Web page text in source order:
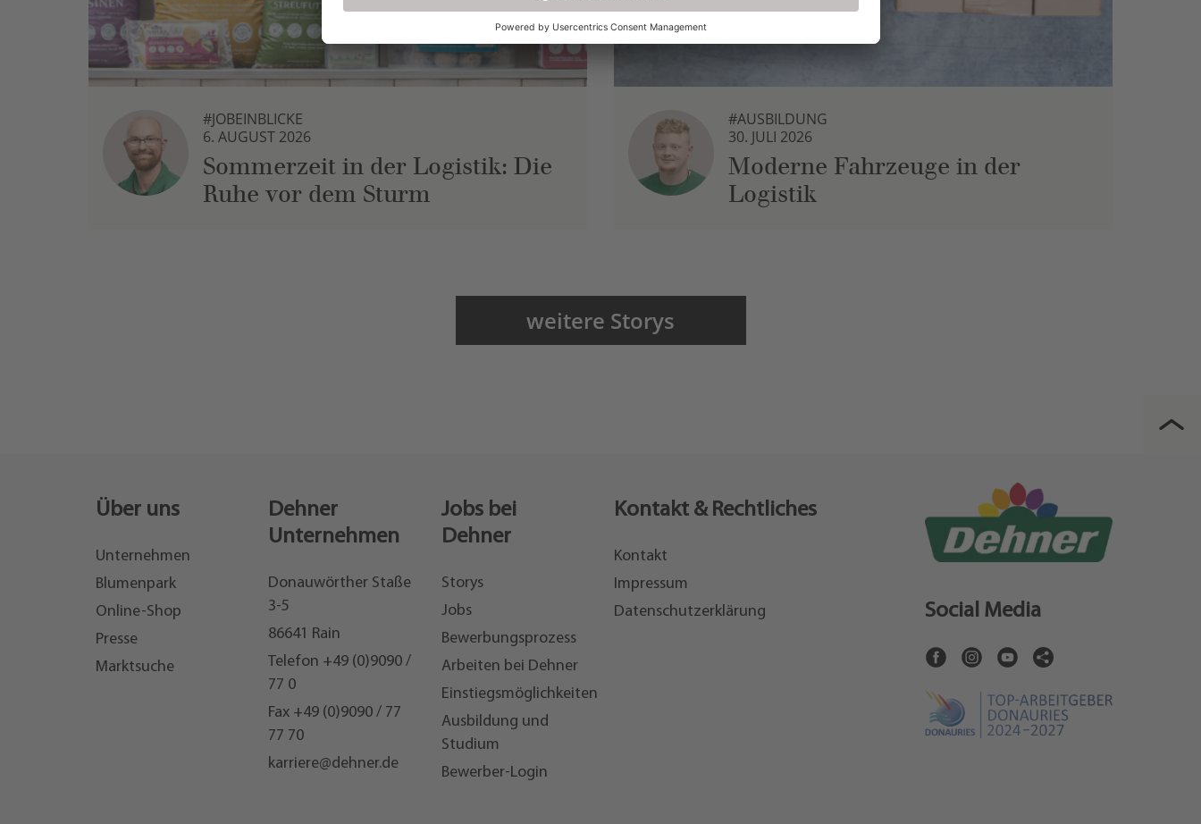
#JOBEINBLICKE
6. AUGUST 2026
Sommerzeit in der Logistik: Die
Ruhe vor dem Sturm
#AUSBILDUNG
30. JULI 2026
Moderne Fahrzeuge in der
Logistik
weitere Storys
Über uns
Unternehmen
Blumenpark
Online-Shop
Presse
Marktsuche
Dehner
Unternehmen
Donauwörther Staße
3-5
86641 Rain
Telefon +49 (0)9090 /
77 0
Fax +49 (0)9090 / 77
77 70
karriere@dehner.de
Jobs bei
Dehner
Storys
Jobs
Bewerbungsprozess
Arbeiten bei Dehner
Einstiegsmöglichkeiten
Ausbildung und
Studium
Bewerber-Login
Kontakt & Rechtliches
Kontakt
Impressum
Datenschutzerklärung
Social Media